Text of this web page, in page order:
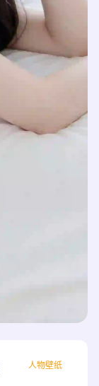
人物壁纸